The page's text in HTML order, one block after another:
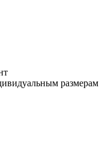
размерам